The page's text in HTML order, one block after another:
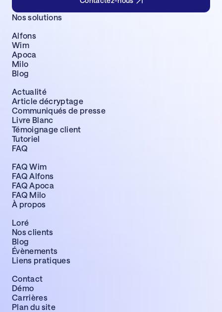
Nos solutions
Alfons
Wim
Apoca
Milo
Blog
Actualité
Article décryptage
Communiqués de presse
Livre Blanc
Témoignage client
Tutoriel
FAQ
FAQ Wim
FAQ Alfons
FAQ Apoca
FAQ Milo
À propos
Loré
Nos clients
Blog
Évènements
Liens pratiques
Contact
Démo
Carrières
Plan du site